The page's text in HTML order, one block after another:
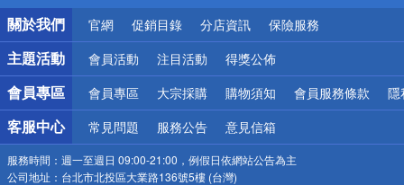
銀行優惠
偏遠地區配送
詐騙網頁！請小心！
關於我們
官網 促銷目錄 分店資訊 保險服務
主題活動 會員活動 注目活動 得獎公佈
會員專區 會員專區 大宗採購 購物須知 會員服務條款 隱
客服中心 常見問題 服務公告 意見信箱
服務時間： 週一至週日 09:00-21:00，例假日依網站公告為主
公司地址： 台北市北投區大業路136號5樓 (台灣)